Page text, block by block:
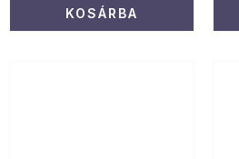
KOSÁRBA